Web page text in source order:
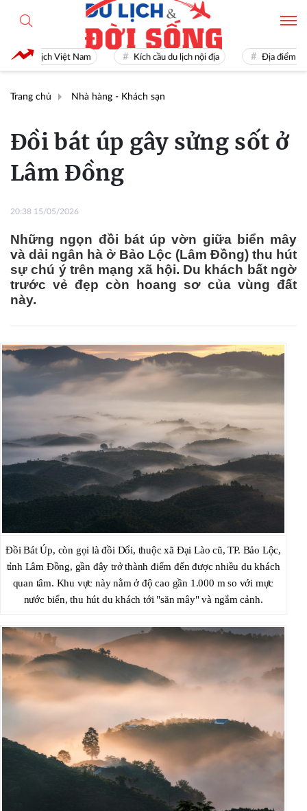
lịch Việt Nam Kích cầu du lịch nội địa Địa điểm du lịch
Trang chủ Nhà hàng - Khách sạn
Đồi bát úp gây sửng sốt ở
Lâm Đồng
20:38 15/05/2026
Những ngọn đồi bát úp vờn giữa biển mây
và dải ngân hà ở Bảo Lộc (Lâm Đồng) thu hút
sự chú ý trên mạng xã hội. Du khách bất ngờ
trước vẻ đẹp còn hoang sơ của vùng đất
này.
Đồi Bát Úp, còn gọi là đồi Dổi, thuộc xã Đại Lào cũ, TP. Bảo Lộc,
tỉnh Lâm Đồng, gần đây trở thành điểm đến được nhiều du khách
quan tâm. Khu vực này nằm ở độ cao gần 1.000 m so với mực
nước biển, thu hút du khách tới "săn mây" và ngắm cảnh.